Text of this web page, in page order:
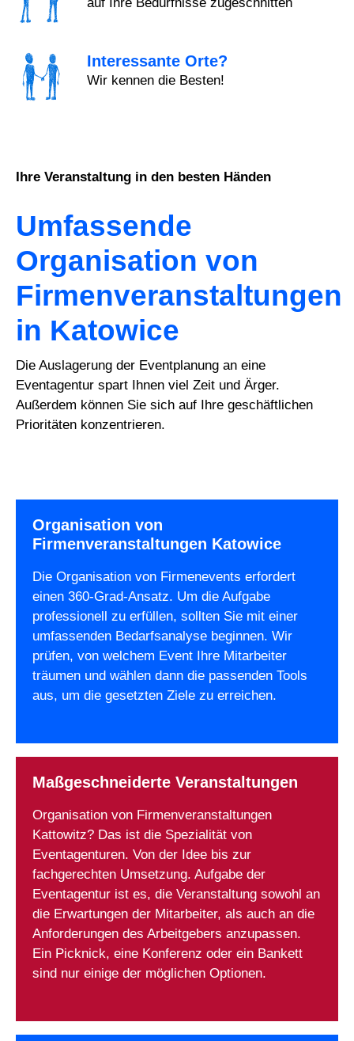
Interessante Orte?
Wir kennen die Besten!
Ihre Veranstaltung in den besten Händen
Umfassende
Organisation von
Firmenveranstaltungen
in Katowice
Die Auslagerung der Eventplanung an eine
Eventagentur spart Ihnen viel Zeit und Ärger.
Außerdem können Sie sich auf Ihre geschäftlichen
Prioritäten konzentrieren.
Organisation von
Firmenveranstaltungen Katowice
Die Organisation von Firmenevents erfordert
einen 360-Grad-Ansatz. Um die Aufgabe
professionell zu erfüllen, sollten Sie mit einer
umfassenden Bedarfsanalyse beginnen. Wir
prüfen, von welchem Event Ihre Mitarbeiter
träumen und wählen dann die passenden Tools
aus, um die gesetzten Ziele zu erreichen.
Maßgeschneiderte Veranstaltungen
Organisation von Firmenveranstaltungen
Kattowitz? Das ist die Spezialität von
Eventagenturen. Von der Idee bis zur
fachgerechten Umsetzung. Aufgabe der
Eventagentur ist es, die Veranstaltung sowohl an
die Erwartungen der Mitarbeiter, als auch an die
Anforderungen des Arbeitgebers anzupassen.
Ein Picknick, eine Konferenz oder ein Bankett
sind nur einige der möglichen Optionen.